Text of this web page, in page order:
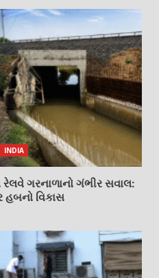
INDIA
ગરનાળાનો ગંભીર સવાલ:
હબનો વિકાસ